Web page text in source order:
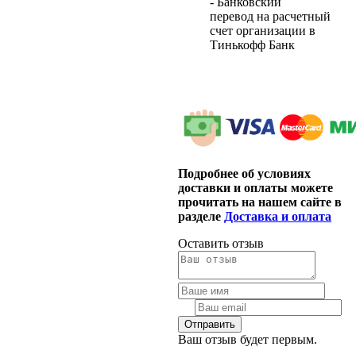
перевод на расчетный
счет организации в
Тинькофф Банк
Подробнее об условиях
доставки и оплаты можете
прочитать на нашем сайте в
разделе Доставка и оплата
Оставить отзыв
Ваш отзыв будет первым.